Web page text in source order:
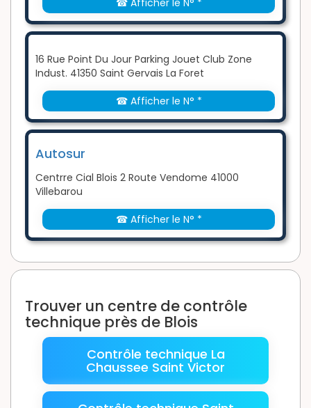
☎ Afficher le N° *
16 Rue Point Du Jour Parking Jouet Club Zone
Indust. 41350 Saint Gervais La Foret
☎ Afficher le N° *
Autosur
Centrre Cial Blois 2 Route Vendome 41000
Villebarou
☎ Afficher le N° *
Trouver un centre de contrôle
technique près de Blois
Contrôle technique La
Chaussee Saint Victor